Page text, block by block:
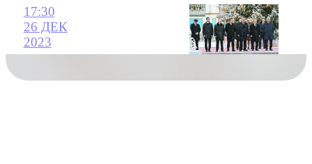
17:30
26 ДЕК
2023